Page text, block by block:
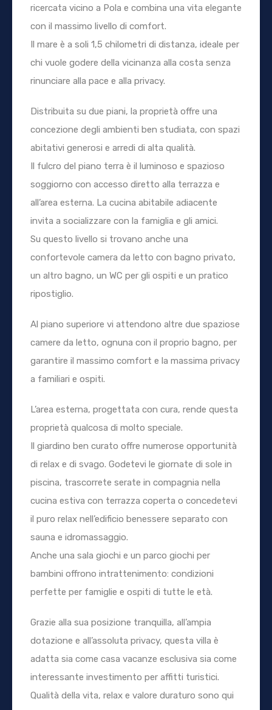
ricercata vicino a Pola e combina una vita elegante
con il massimo livello di comfort.
Il mare è a soli 1,5 chilometri di distanza, ideale per
chi vuole godere della vicinanza alla costa senza
rinunciare alla pace e alla privacy.
Distribuita su due piani, la proprietà offre una
concezione degli ambienti ben studiata, con spazi
abitativi generosi e arredi di alta qualità.
Il fulcro del piano terra è il luminoso e spazioso
soggiorno con accesso diretto alla terrazza e
all’area esterna. La cucina abitabile adiacente
invita a socializzare con la famiglia e gli amici.
Su questo livello si trovano anche una
confortevole camera da letto con bagno privato,
un altro bagno, un WC per gli ospiti e un pratico
ripostiglio.
Al piano superiore vi attendono altre due spaziose
camere da letto, ognuna con il proprio bagno, per
garantire il massimo comfort e la massima privacy
a familiari e ospiti.
L’area esterna, progettata con cura, rende questa
proprietà qualcosa di molto speciale.
Il giardino ben curato offre numerose opportunità
di relax e di svago. Godetevi le giornate di sole in
piscina, trascorrete serate in compagnia nella
cucina estiva con terrazza coperta o concedetevi
il puro relax nell’edificio benessere separato con
sauna e idromassaggio.
Anche una sala giochi e un parco giochi per
bambini offrono intrattenimento: condizioni
perfette per famiglie e ospiti di tutte le età.
Grazie alla sua posizione tranquilla, all’ampia
dotazione e all’assoluta privacy, questa villa è
adatta sia come casa vacanze esclusiva sia come
interessante investimento per affitti turistici.
Qualità della vita, relax e valore duraturo sono qui